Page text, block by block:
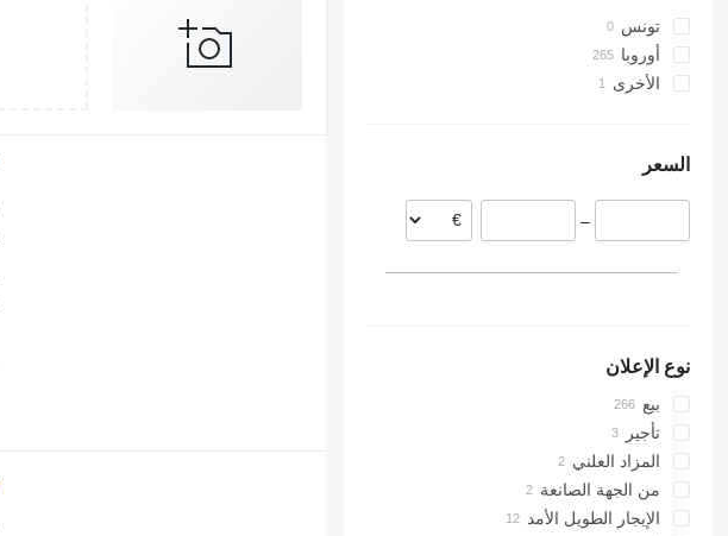
تونس
أوروبا
بولندا
المجر
رومانيا
الأخرى
السعر
–
نوع الإعلان
بيع
تأجير
المزاد العلني
من الجهة الصانعة
الإيجار الطويل الأمد